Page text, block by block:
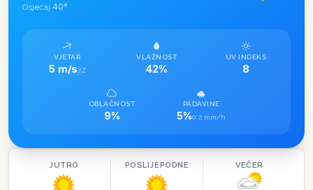
Osjećaj 40°
VJETAR
5 m/s JZ
VLAŽNOST
42%
UV INDEKS
8
OBLAČNOST
9%
PADAVINE
5%0.2 mm/h
JUTRO POSLIJEPODNE VEČER